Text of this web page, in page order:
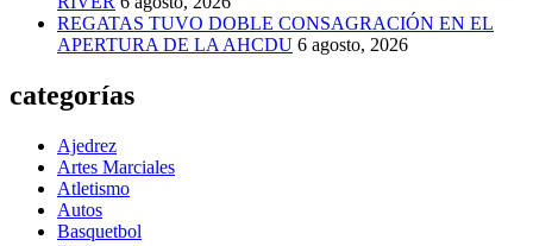
REGATAS TUVO DOBLE CONSAGRACIÓN EN EL
APERTURA DE LA AHCDU 6 agosto, 2026
categorías
Ajedrez
Artes Marciales
Atletismo
Autos
Basquetbol